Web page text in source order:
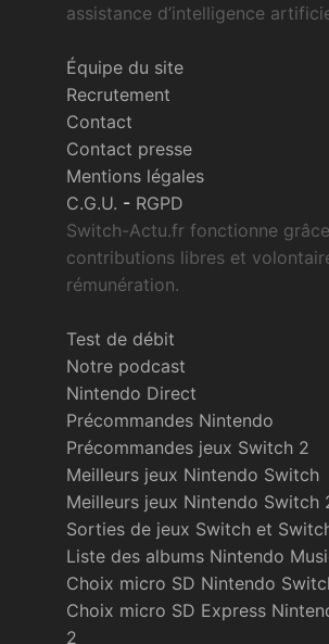
assistance d’intelligence
Équipe du site
Recrutement
Contact
Contact presse
Mentions légales
C.G.U. - RGPD
Switch-Actu.fr fonctionne
contributions libres et
rémunération.
Test de débit
Notre podcast
Nintendo Direct
Précommandes Nintendo
Précommandes jeux Switch 2
Meilleurs jeux Nintendo Switch
Meilleurs jeux Nintendo Switch
Sorties de jeux Switch et
Liste des albums Nintendo
Choix micro SD Nintendo
Choix micro SD Express
2